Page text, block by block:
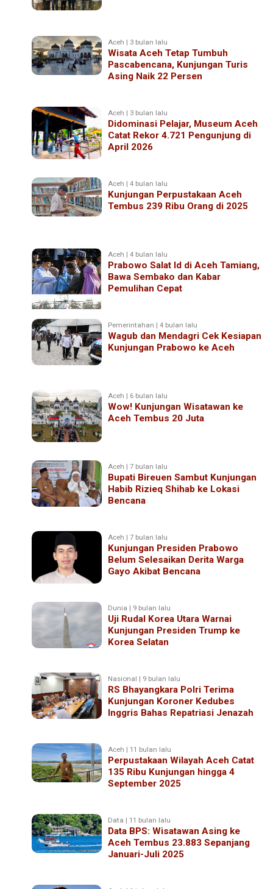
Aceh | 3 bulan lalu
Wisata Aceh Tetap Tumbuh
Pascabencana, Kunjungan Turis
Asing Naik 22 Persen
Aceh | 3 bulan lalu
Didominasi Pelajar, Museum Aceh
Catat Rekor 4.721 Pengunjung di
April 2026
Aceh | 4 bulan lalu
Kunjungan Perpustakaan Aceh
Tembus 239 Ribu Orang di 2025
Aceh | 4 bulan lalu
Prabowo Salat Id di Aceh Tamiang,
Bawa Sembako dan Kabar
Pemulihan Cepat
Pemerintahan | 4 bulan lalu
Wagub dan Mendagri Cek Kesiapan
Kunjungan Prabowo ke Aceh
Aceh | 6 bulan lalu
Wow! Kunjungan Wisatawan ke
Aceh Tembus 20 Juta
Aceh | 7 bulan lalu
Bupati Bireuen Sambut Kunjungan
Habib Rizieq Shihab ke Lokasi
Bencana
Aceh | 7 bulan lalu
Kunjungan Presiden Prabowo
Belum Selesaikan Derita Warga
Gayo Akibat Bencana
Dunia | 9 bulan lalu
Uji Rudal Korea Utara Warnai
Kunjungan Presiden Trump ke
Korea Selatan
Nasional | 9 bulan lalu
RS Bhayangkara Polri Terima
Kunjungan Koroner Kedubes
Inggris Bahas Repatriasi Jenazah
Aceh | 11 bulan lalu
Perpustakaan Wilayah Aceh Catat
135 Ribu Kunjungan hingga 4
September 2025
Data | 11 bulan lalu
Data BPS: Wisatawan Asing ke
Aceh Tembus 23.883 Sepanjang
Januari-Juli 2025